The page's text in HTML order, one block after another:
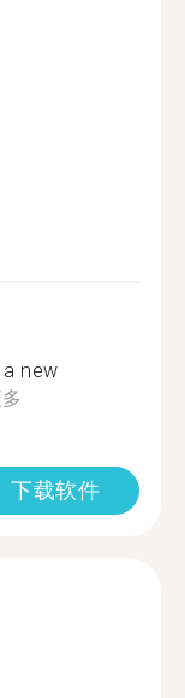
new
下载软件